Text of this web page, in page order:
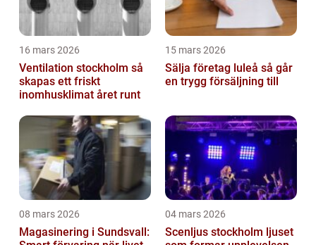
16 mars 2026
Ventilation stockholm så
skapas ett friskt
inomhusklimat året runt
15 mars 2026
Sälja företag luleå så går
en trygg försäljning till
08 mars 2026
Magasinering i Sundsvall:
04 mars 2026
Scenljus stockholm ljuset